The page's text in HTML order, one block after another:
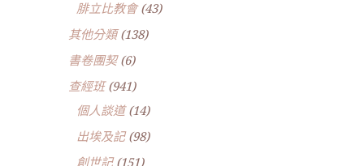
腓立比教會(43)
其他分類(138)
書卷團契(6)
查經班(941)
個人談道(14)
出埃及記(98)
創世記(151)